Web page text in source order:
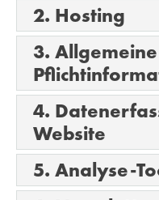
2. Hosting
3.
4.
Website
5. Analyse-